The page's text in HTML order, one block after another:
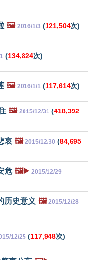
🖼️ 2016/1/3 (121,504次)
(134,824次)
🖼️ 2016/1/1 (117,614次)
🖼️ 2015/12/31 (418,392
哀 🖼️ 2015/12/30 (84,695
危 🖼️▶️ 2015/12/29
历史意义 🖼️ 2015/12/28
12/25 (117,948次)